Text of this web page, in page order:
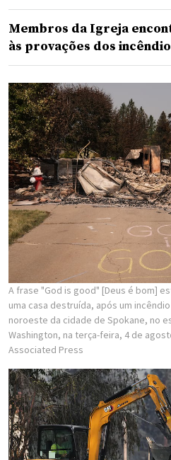
Membros da Igreja
às provações dos
A frase "God is good" [Deus é bom]
uma casa destruída, após um
noroeste da cidade de Spokane, no
Washington, na terça-feira, 4 de
Associated Press